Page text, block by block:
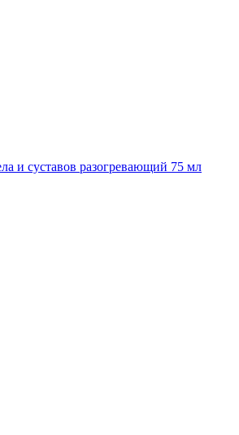
и суставов разогревающий 75 мл